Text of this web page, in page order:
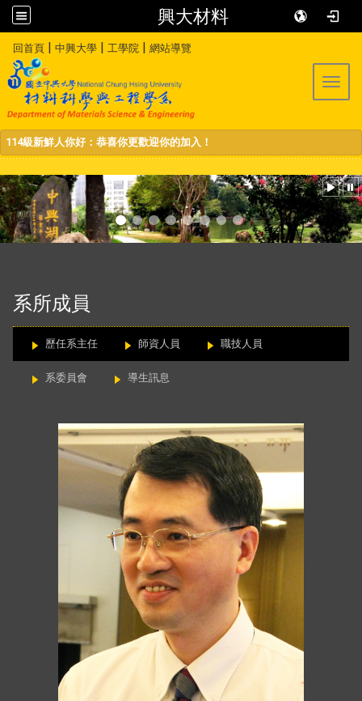
興大材料
回首頁 | 中興大學 | 工學院 | 網站導覽
114級新鮮人你好：恭喜你更歡迎你的加入！
系所成員
歷任系主任 師資人員 職技人員
系委員會 導生訊息